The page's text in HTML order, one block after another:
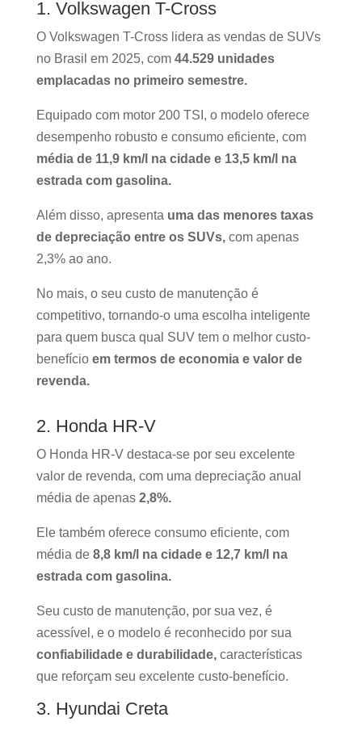
1. Volkswagen T-Cross
O Volkswagen T-Cross lidera as vendas de SUVs
no Brasil em 2025, com 44.529 unidades
emplacadas no primeiro semestre.
Equipado com motor 200 TSI, o modelo oferece
desempenho robusto e consumo eficiente, com
média de 11,9 km/l na cidade e 13,5 km/l na
estrada com gasolina.
Além disso, apresenta uma das menores taxas
de depreciação entre os SUVs,com apenas
2,3% ao ano.
No mais, o seu custo de manutenção é
competitivo, tornando-o uma escolha inteligente
para quem busca qual SUV tem o melhor custo-
benefício em termos de economia e valor de
revenda.
2. Honda HR-V
O Honda HR-V destaca-se por seu excelente
valor de revenda, com uma depreciação anual
média de apenas2,8%.
Ele também oferece consumo eficiente, com
média de 8,8 km/l na cidade e 12,7 km/l na
estrada com gasolina.
Seu custo de manutenção, por sua vez, é
acessível, e o modelo é reconhecido por sua
confiabilidade e durabilidade, características
que reforçam seu excelente custo-benefício.
3. Hyundai Creta